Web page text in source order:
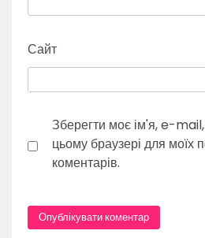
Сайт
Зберегти моє ім'я, e-
цьому браузері для моїх
коментарів.